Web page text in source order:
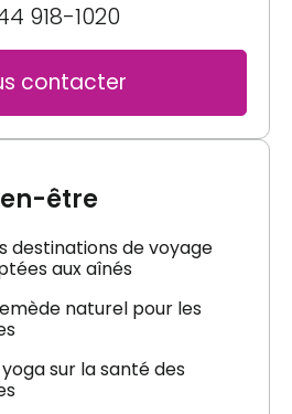
918-1020
contacter
être
destinations de voyage
aux aînés
naturel pour les
sur la santé des